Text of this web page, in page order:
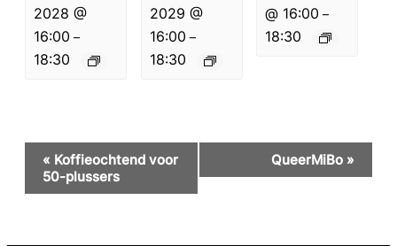
2028 @
16:00 –
18:30
2029 @
16:00 –
18:30
@ 16:00 –
18:30
Evenement
Navigatie
« Koffieochtend voor
50-plussers
QueerMiBo »